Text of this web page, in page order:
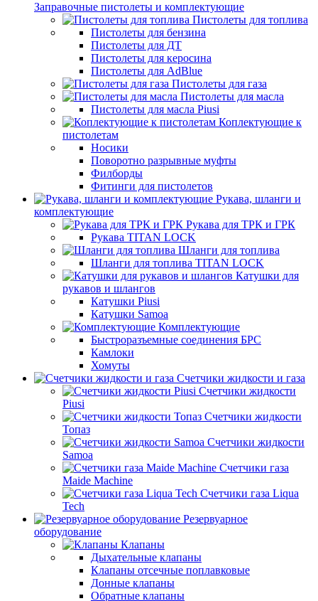
Заправочные пистолеты и комплектующие
Пистолеты для топлива
Пистолеты для бензина
Пистолеты для ДТ
Пистолеты для керосина
Пистолеты для AdBlue
Пистолеты для газа
Пистолеты для масла
Пистолеты для масла Piusi
Коплектующие к
пистолетам
Носики
Поворотно разрывные муфты
Филборды
Фитинги для пистолетов
Рукава, шланги и
комплектующие
Рукава для ТРК и ГРК
Рукава TITAN LOCK
Шланги для топлива
Шланги для топлива TITAN LOCK
Катушки для
рукавов и шлангов
Катушки Piusi
Катушки Samoa
Комплектующие
Быстроразъемные соединения БРС
Камлоки
Хомуты
Счетчики жидкости и газа
Счетчики жидкости
Piusi
Счетчики жидкости
Топаз
Счетчики жидкости
Samoa
Счетчики газа
Maide Machine
Счетчики газа Liqua
Tech
Резервуарное
оборудование
Клапаны
Дыхательные клапаны
Клапаны отсечные поплавковые
Донные клапаны
Обратные клапаны